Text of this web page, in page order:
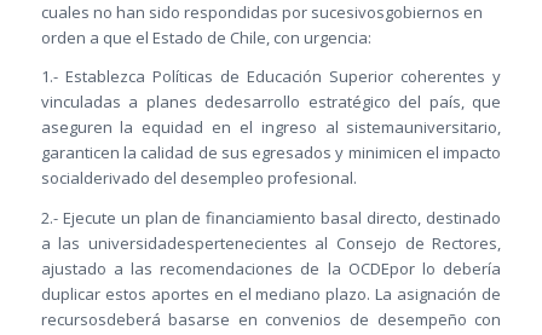
cuales no han sido respondidas por sucesivosgobiernos en
orden a que el Estado de Chile, con urgencia:
1.- Establezca Políticas de Educación Superior coherentes y
vinculadas a planes dedesarrollo estratégico del país, que
aseguren la equidad en el ingreso al sistemauniversitario,
garanticen la calidad de sus egresados y minimicen el impacto
socialderivado del desempleo profesional.
2.- Ejecute un plan de financiamiento basal directo, destinado
a las universidadespertenecientes al Consejo de Rectores,
ajustado a las recomendaciones de la OCDEpor lo debería
duplicar estos aportes en el mediano plazo. La asignación de
recursosdeberá basarse en convenios de desempeño con